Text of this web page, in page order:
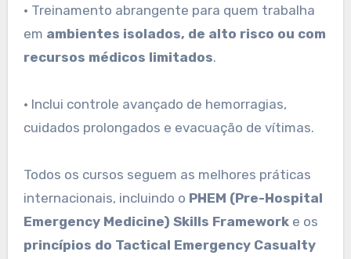
• Treinamento abrangente para quem trabalha
em ambientes isolados, de alto risco ou com
recursos médicos limitados.
• Inclui controle avançado de hemorragias,
cuidados prolongados e evacuação de vítimas.
Todos os cursos seguem as melhores práticas
internacionais, incluindo o PHEM (Pre-Hospital
Emergency Medicine) Skills Frameworke os
princípios do Tactical Emergency Casualty